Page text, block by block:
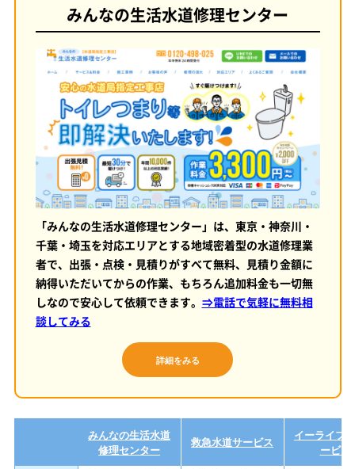
みんなの生活水道修理センター
「みんなの生活水道修理センター」は、東京・神奈川・
千葉・埼玉を対応エリアとする地域密着型の水道修理業
者で、出張・点検・見積りがすべて無料、見積り金額に
納得いただいてからの作業、もちろん追加料金も一切無
しなので安心して依頼できます。 ⇒電話で気軽に無料相
談してみる
詳細をみる
みんなの生活水道
修理センター
救急水道サービス
イーライフ
ービス